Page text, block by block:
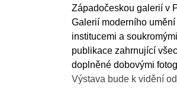
Západočeskou galerií v
Galerií moderního
institucemi a
publikace zahrnující
doplněné dobovými
Výstava bude k vidění